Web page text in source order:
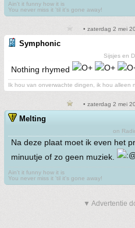
Ain't it funny how it is
You never miss it 'til it's gone away!
• zaterdag 2 mei
Symphonic
Sijsjes en
Nothing rhymed
Ik hou van onverwachte dingen, ik hou alleen
• zaterdag 2 mei
Melting
on
Na deze plaat moet ik even het
minuutje of zo geen muziek.
Ain't it funny how it is
You never miss it 'til it's gone away!
▼ Advertentie